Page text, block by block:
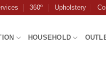
360º Upholstery
HOUSEHOLD